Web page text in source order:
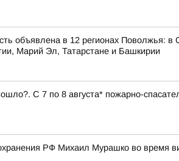
объявлена в 12 регионах Поволжья:
Марий Эл, Татарстане и Башкирии
С 7 по 8 августа* пожарно-
РФ Михаил Мурашко во время